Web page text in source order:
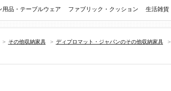
用品・テーブルウェア ファブリック・クッション 生活雑貨
> その他収納家具 > ディプロマット・ジャパンのその他収納家具 >